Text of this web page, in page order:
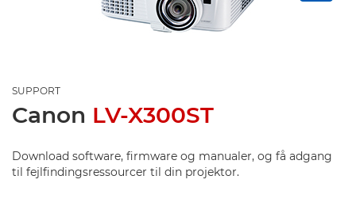
SUPPORT
Canon LV-X300ST
Download software, firmware og manualer, og få adgang
til fejlfindingsressourcer til din projektor.